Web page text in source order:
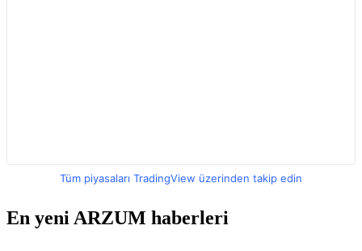
Tüm piyasaları TradingView üzerinden takip edin
En yeni ARZUM haberleri